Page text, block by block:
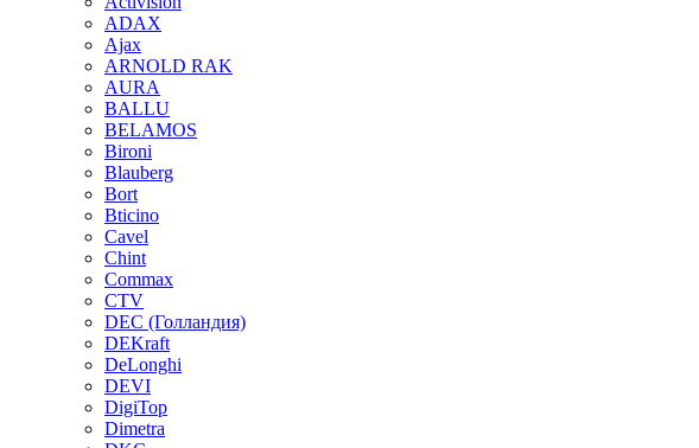
ADAX
Ajax
ARNOLD RAK
AURA
BALLU
BELAMOS
Bironi
Blauberg
Bort
Bticino
Cavel
Chint
Commax
CTV
DEC (Голландия)
DEKraft
DeLonghi
DEVI
DigiTop
Dimetra